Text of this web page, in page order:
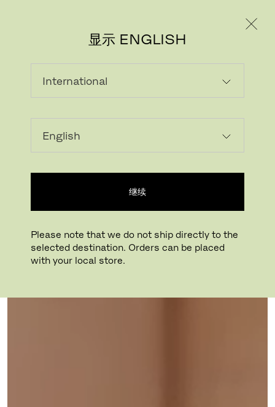
显示 ENGLISH
继续
Please note that we do not ship directly to the
selected destination. Orders can be placed
with your local store.